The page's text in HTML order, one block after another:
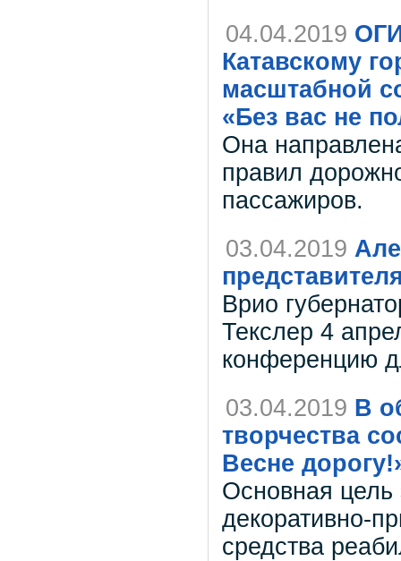
04.04.2019
Катавскому
масштабной
«Без вас не
Она
правил
пассажиров.
03.04.2019
Врио
Текслер 4
конференцию
03.04.2019 В
творчества
Весне
Основная цель
декоративно-
средства